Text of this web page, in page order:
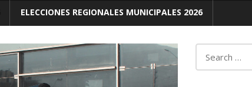
ELECCIONES REGIONALES MUNICIPALES 2026